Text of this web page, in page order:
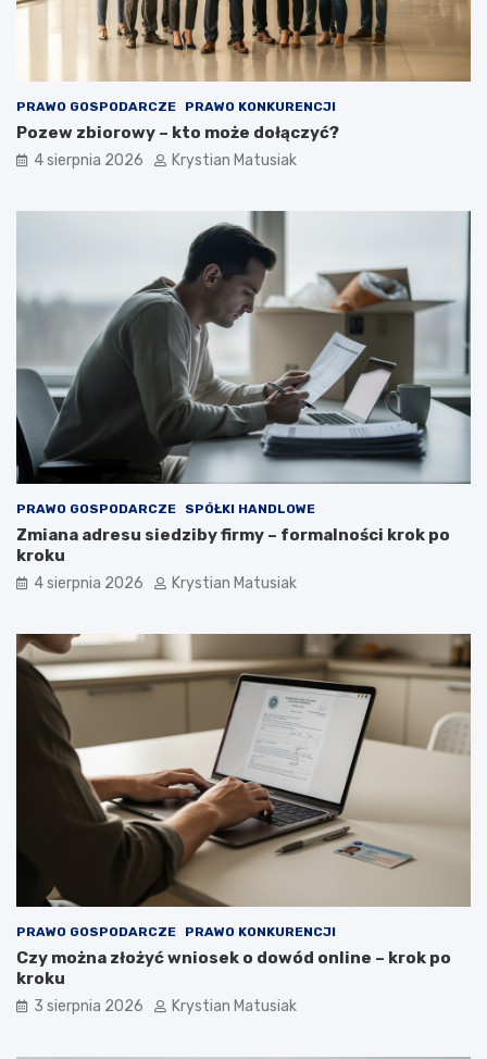
PRAWO GOSPODARCZE PRAWO KONKURENCJI
Pozew zbiorowy – kto może dołączyć?
4 sierpnia 2026 Krystian Matusiak
PRAWO GOSPODARCZE SPÓŁKI HANDLOWE
Zmiana adresu siedziby firmy – formalności krok po
kroku
4 sierpnia 2026 Krystian Matusiak
PRAWO GOSPODARCZE PRAWO KONKURENCJI
Czy można złożyć wniosek o dowód online – krok po
kroku
3 sierpnia 2026 Krystian Matusiak